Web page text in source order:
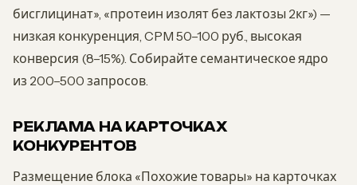
бисглицинат», «протеин изолят без лактозы 2кг») —
низкая конкуренция, CPM 50–100 руб., высокая
конверсия (8–15%). Собирайте семантическое ядро
из 200–500 запросов.
РЕКЛАМА НА КАРТОЧКАХ
КОНКУРЕНТОВ
Размещение блока «Похожие товары» на карточках